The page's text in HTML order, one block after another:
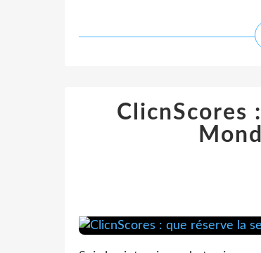
ClicnScores